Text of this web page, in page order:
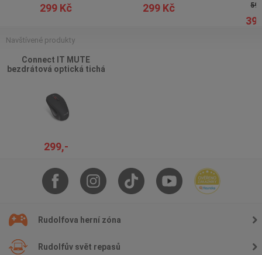
299 Kč 299 Kč
Navštívené produkty
Connect IT MUTE
bezdrátová optická tichá
299,-
Rudolfova herní zóna
Rudolfův svět repasů